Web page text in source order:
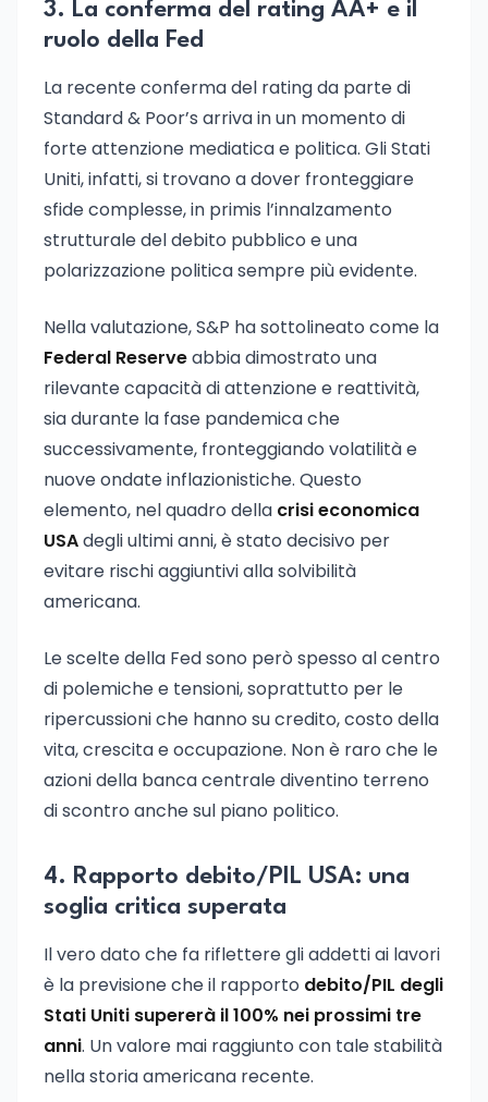
3. La conferma del rating AA+ e il
ruolo della Fed
La recente conferma del rating da parte di
Standard & Poor’s arriva in un momento di
forte attenzione mediatica e politica. Gli Stati
Uniti, infatti, si trovano a dover fronteggiare
sfide complesse, in primis l’innalzamento
strutturale del debito pubblico e una
polarizzazione politica sempre più evidente.
Nella valutazione, S&P ha sottolineato come la
Federal Reserveabbia dimostrato una
rilevante capacità di attenzione e reattività,
sia durante la fase pandemica che
successivamente, fronteggiando volatilità e
nuove ondate inflazionistiche. Questo
elemento, nel quadro della crisi economica
USAdegli ultimi anni, è stato decisivo per
evitare rischi aggiuntivi alla solvibilità
americana.
Le scelte della Fed sono però spesso al centro
di polemiche e tensioni, soprattutto per le
ripercussioni che hanno su credito, costo della
vita, crescita e occupazione. Non è raro che le
azioni della banca centrale diventino terreno
di scontro anche sul piano politico.
4. Rapporto debito/PIL USA: una
soglia critica superata
Il vero dato che fa riflettere gli addetti ai lavori
è la previsione che il rapporto debito/PIL degli
Stati Uniti supererà il 100% nei prossimi tre
anni. Un valore mai raggiunto con tale stabilità
nella storia americana recente.